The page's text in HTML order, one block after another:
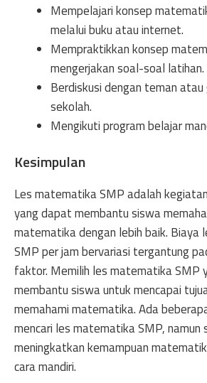
Mempelajari konsep
melalui buku atau internet.
Mempraktikkan konsep
mengerjakan soal-soal latihan.
Berdiskusi dengan teman
sekolah.
Mengikuti program belajar
Kesimpulan
Les matematika SMP adalah
yang dapat membantu siswa
matematika dengan lebih baik. Biaya
SMP per jam bervariasi tergantung
faktor. Memilih les matematika SMP
membantu siswa untuk mencapai
memahami matematika. Ada
mencari les matematika SMP, namun
meningkatkan kemampuan
cara mandiri.